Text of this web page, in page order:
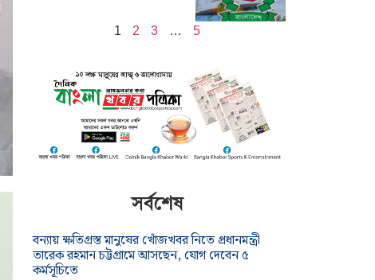
1 2 3 … 5
সর্বশেষ
বন্যায় ক্ষতিগ্রস্ত মানুষের খোঁজখবর নিতে প্রধানমন্ত্রী
তারেক রহমান চট্টগ্রামে আসছেন, যোগ দেবেন ৫
কর্মসূচিতে